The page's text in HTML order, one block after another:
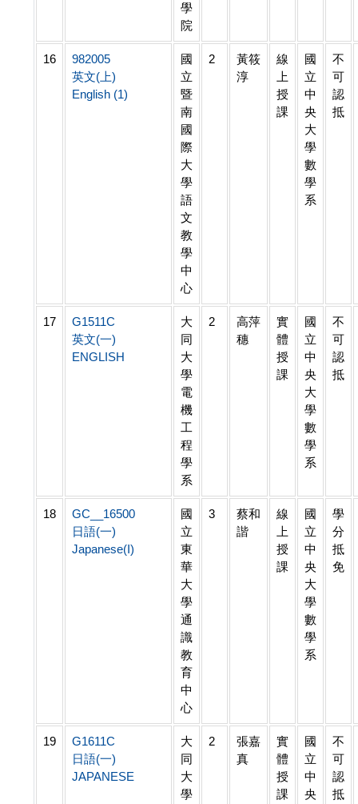
學
院
16
982005
英文(上)
English (1)
國
立
暨
南
國
際
大
學
語
文
教
學
中
心
2
黃筱
淳
線
上
授
課
國
立
中
央
大
學
數
學
系
不
可
認
抵
17
G1511C
英文(一)
ENGLISH
大
同
大
學
電
機
工
程
學
系
2
高萍
穗
實
體
授
課
國
立
中
央
大
學
數
學
系
不
可
認
抵
18
GC__16500
日語(一)
Japanese(I)
國
立
東
華
大
學
通
識
教
育
中
心
3
蔡和
諧
線
上
授
課
國
立
中
央
大
學
數
學
系
學
分
抵
免
19
G1611C
日語(一)
JAPANESE
大
同
大
學
2
張嘉
真
實
體
授
課
國
立
中
央
不
可
認
抵